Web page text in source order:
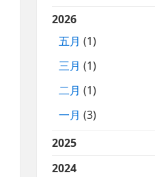
2026
五月 (1)
三月 (1)
二月 (1)
一月 (3)
2025
2024